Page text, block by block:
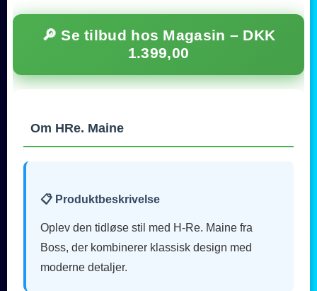
🔎 Se tilbud hos Magasin – DKK
1.399,00
Om HRe. Maine
📋 Produktbeskrivelse
Oplev den tidløse stil med H-Re. Maine fra
Boss, der kombinerer klassisk design med
moderne detaljer.